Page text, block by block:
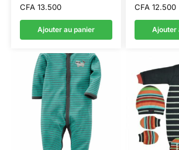
CFA13.500
Ajouter au panier
CFA12.500
Ajouter